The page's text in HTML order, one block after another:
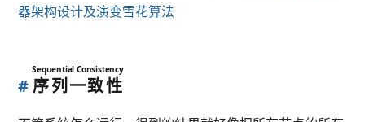
器架构设计及演变雪花算法
#序列一致性
Sequential Consistency